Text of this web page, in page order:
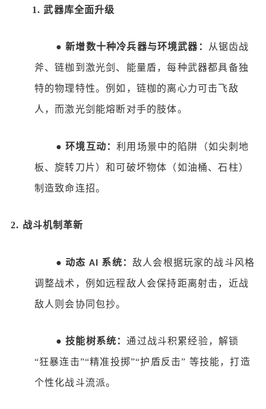
1.武器库全面升级
● 新增数十种冷兵器与环境武器： 从锯齿战
斧、链枷到激光剑、能量盾，每种武器都具备独
特的物理特性。例如，链枷的离心力可击飞敌
人，而激光剑能熔断对手的肢体。
● 环境互动：利用场景中的陷阱（如尖刺地
板、旋转刀片）和可破坏物体（如油桶、石柱）
制造致命连招。
2. 战斗机制革新
● 动态 AI 系统： 敌人会根据玩家的战斗风格
调整战术，例如远程敌人会保持距离射击，近战
敌人则会协同包抄。
● 技能树系统：通过战斗积累经验，解锁
“狂暴连击”“精准投掷”“护盾反击” 等技能，打造
个性化战斗流派。